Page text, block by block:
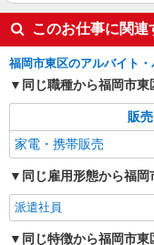
このお仕事に関
福岡市東区のアルバイト
同じ職種から福岡市
販
家電・携帯販売
同じ雇用形態から福
派遣社員
同じ特徴から福岡市